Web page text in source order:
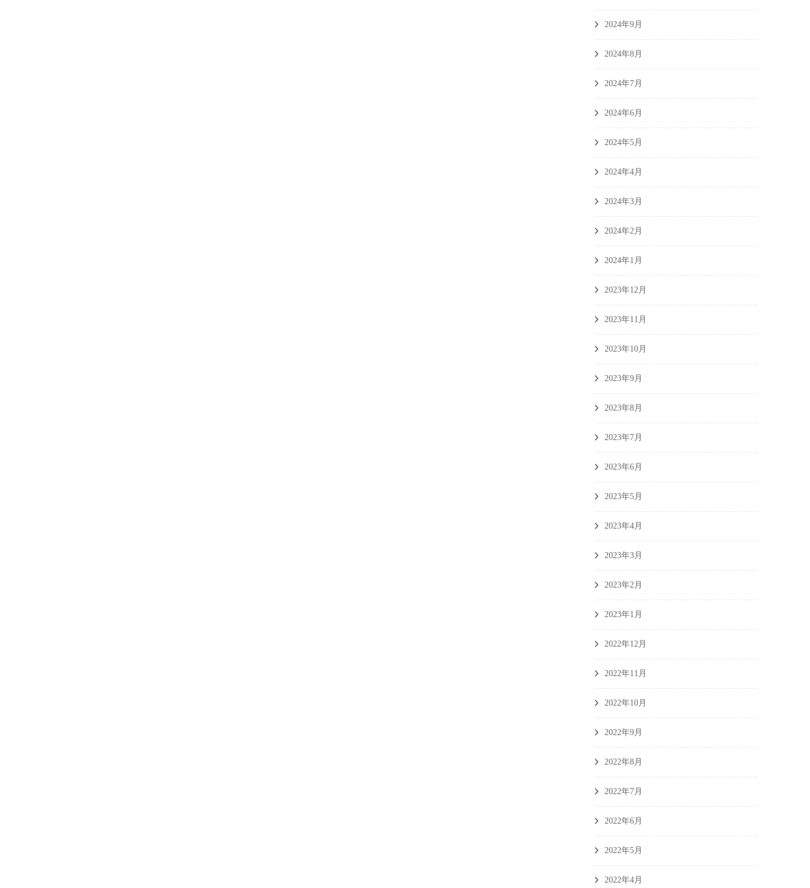
2024年9月
2024年8月
2024年7月
2024年6月
2024年5月
2024年4月
2024年3月
2024年2月
2024年1月
2023年12月
2023年11月
2023年10月
2023年9月
2023年8月
2023年7月
2023年6月
2023年5月
2023年4月
2023年3月
2023年2月
2023年1月
2022年12月
2022年11月
2022年10月
2022年9月
2022年8月
2022年7月
2022年6月
2022年5月
2022年4月